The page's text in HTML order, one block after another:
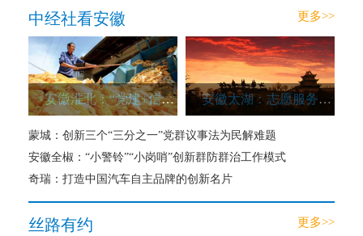
中经社看安徽 更多>>
安徽淮北：“党建+信用村”建设为乡村振兴引活水 安徽太湖：志愿服务助力新时代文明实践落地生根
蒙城：创新三个“三分之一”党群议事法为民解难题
安徽全椒：“小警铃”“小岗哨”创新群防群治工作模式
奇瑞：打造中国汽车自主品牌的创新名片
丝路有约 更多>>